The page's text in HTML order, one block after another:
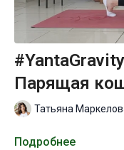
Парящая
Татьяна
Подробнее